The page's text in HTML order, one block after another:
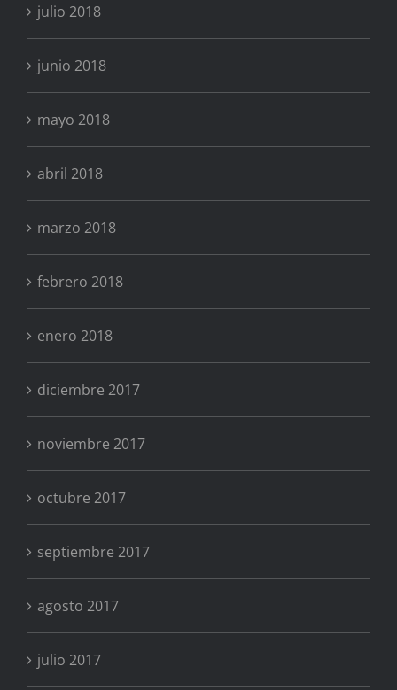
julio 2018
junio 2018
mayo 2018
abril 2018
marzo 2018
febrero 2018
enero 2018
diciembre 2017
noviembre 2017
octubre 2017
septiembre 2017
agosto 2017
julio 2017